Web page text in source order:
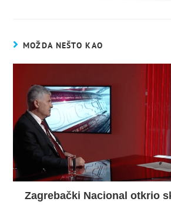
MOŽDA NEŠTO KAO
Zagrebački Nacional otkrio